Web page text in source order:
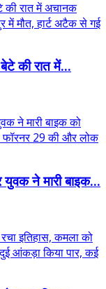
की रात में...
ने मारी बाइक...